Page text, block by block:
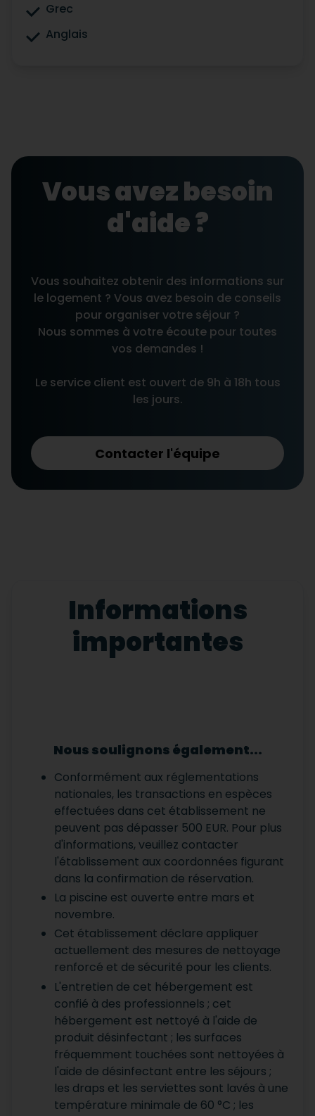
Grec
Anglais
Vous avez besoin
d'aide ?
Vous souhaitez obtenir des informations sur
le logement ? Vous avez besoin de conseils
pour organiser votre séjour ?
Nous sommes à votre écoute pour toutes
vos demandes !
Le service client est ouvert de 9h à 18h tous
les jours.
Contacter l'équipe
Informations
importantes
Nous soulignons également...
Conformément aux réglementations
nationales, les transactions en espèces
effectuées dans cet établissement ne
peuvent pas dépasser 500 EUR. Pour plus
d'informations, veuillez contacter
l'établissement aux coordonnées figurant
dans la confirmation de réservation.
La piscine est ouverte entre mars et
novembre.
Cet établissement déclare appliquer
actuellement des mesures de nettoyage
renforcé et de sécurité pour les clients.
L'entretien de cet hébergement est
confié à des professionnels ; cet
hébergement est nettoyé à l'aide de
produit désinfectant ; les surfaces
fréquemment touchées sont nettoyées à
l'aide de désinfectant entre les séjours ;
les draps et les serviettes sont lavés à une
température minimale de 60 °C ; les